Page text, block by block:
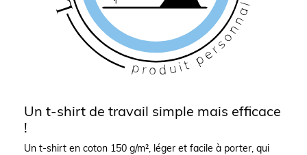
Un t-shirt de travail simple mais efficace
!
Un t-shirt en coton 150 g/m², léger et facile à porter, qui